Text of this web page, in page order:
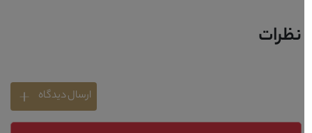
نظرات
ارسال دیدگاه